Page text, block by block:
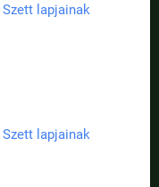
Szett lapjainak
Szett lapjainak